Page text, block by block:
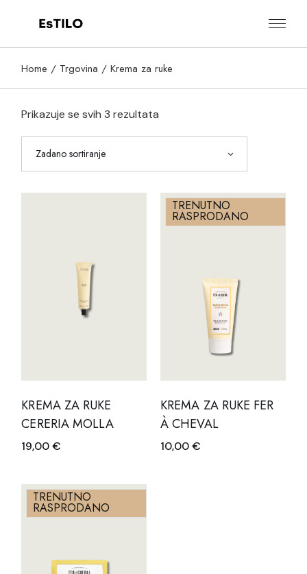
Home Trgovina Krema za ruke
Prikazuje se svih 3 rezultata
Zadano sortiranje
KREMA ZA RUKE
CERERIA MOLLA
19,00€
TRENUTNO
RASPRODANO
KREMA ZA RUKE FER
À CHEVAL
10,00€
TRENUTNO
RASPRODANO